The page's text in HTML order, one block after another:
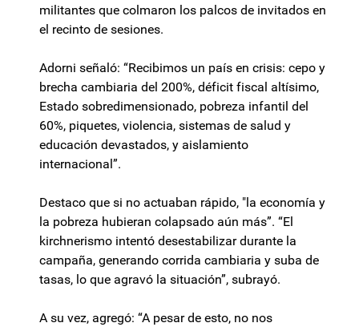
militantes que colmaron los palcos de invitados en
el recinto de sesiones.
Adorni señaló: “Recibimos un país en crisis: cepo y
brecha cambiaria del 200%, déficit fiscal altísimo,
Estado sobredimensionado, pobreza infantil del
60%, piquetes, violencia, sistemas de salud y
educación devastados, y aislamiento
internacional”.
Destaco que si no actuaban rápido, "la economía y
la pobreza hubieran colapsado aún más”. “El
kirchnerismo intentó desestabilizar durante la
campaña, generando corrida cambiaria y suba de
tasas, lo que agravó la situación”, subrayó.
A su vez, agregó: “A pesar de esto, no nos